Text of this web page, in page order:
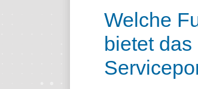
Welche
bietet das